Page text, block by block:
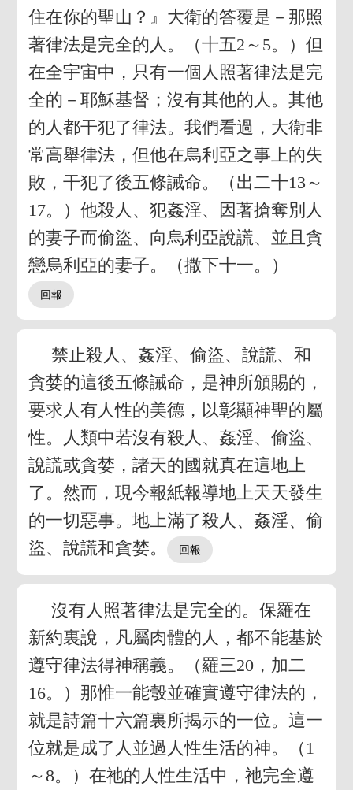
住在你的聖山？』大衛的答覆是－那照
著律法是完全的人。（十五2～5。）但
在全宇宙中，只有一個人照著律法是完
全的－耶穌基督；沒有其他的人。其他
的人都干犯了律法。我們看過，大衛非
常高舉律法，但他在烏利亞之事上的失
敗，干犯了後五條誡命。（出二十13～
17。）他殺人、犯姦淫、因著搶奪別人
的妻子而偷盜、向烏利亞說謊、並且貪
戀烏利亞的妻子。（撒下十一。）
禁止殺人、姦淫、偷盜、說謊、和
貪婪的這後五條誡命，是神所頒賜的，
要求人有人性的美德，以彰顯神聖的屬
性。人類中若沒有殺人、姦淫、偷盜、
說謊或貪婪，諸天的國就真在這地上
了。然而，現今報紙報導地上天天發生
的一切惡事。地上滿了殺人、姦淫、偷
盜、說謊和貪婪。
沒有人照著律法是完全的。保羅在
新約裏說，凡屬肉體的人，都不能基於
遵守律法得神稱義。（羅三20，加二
16。）那惟一能彀並確實遵守律法的，
就是詩篇十六篇裏所揭示的一位。這一
位就是成了人並過人性生活的神。（1
～8。）在祂的人性生活中，祂完全遵